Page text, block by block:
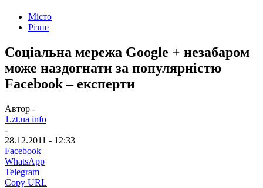
Місто
Різне
Соціальна мережа Google + незабаром
може наздогнати за популярністю
Facebook – експерти
Автор -
1.zt.ua info
-
28.12.2011 - 12:33
Facebook
WhatsApp
Telegram
Copy URL